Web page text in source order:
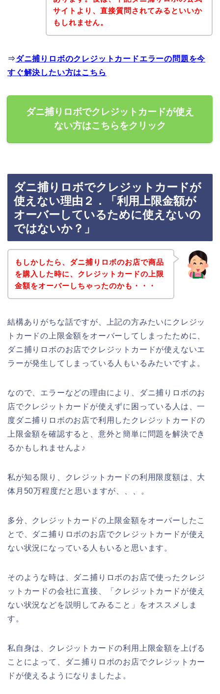
サイトより、直接質問されてみるといいか
もしれません。
⇒ダニ捕りロボのクレジットカードエラーの問題を今
すぐ解決したい方はこちら
ダニ捕りロボでクレジットカードが使え
ない方はこちらをクリック
ダニ捕りロボでクレジットカードが
使えない理由２．「利用上限金額が
オーバーしているために使えないの
ではないか？」
もしかしたら、ダニ捕りロボのお店で商品
を購入した時に、クレジットカードの上限
金額をオーバーしちゃったのかも・・・
結構ありがちな話ですが、上記の方みたいにクレジッ
トカードの上限金額をオーバーしてしまったために、
ダニ捕りロボのお店でクレジットカードが使えないエ
ラーが発生してしまっている人もいるみたいですよ。
なので、エラーなどの理由により、ダニ捕りロボのお
店でクレジットカードが使えずに困っている人は、一
度ダニ捕りロボのお店で利用したクレジットカードの
上限金額を確認すると、意外と簡単に問題を解決でき
るかもしれませんよ♪
私が知る限り、クレジットカードの利用限度額は、大
体月50万程度だと思いますが、、、。
多分、クレジットカードの上限金額をオーバーしたこ
とで、ダニ捕りロボのお店でクレジットカードが使え
ない状況になっている人もいると思います。
そのような時は、ダニ捕りロボのお店で使ったクレジ
ットカードの会社に直接、「クレジットカードが使え
ない状況などを説明してみること」をオススメしま
す。
私自身は、クレジットカードの利用上限金額を上げる
ことによって、ダニ捕りロボのお店でクレジットカー
ドが使えるようになりましたよ。